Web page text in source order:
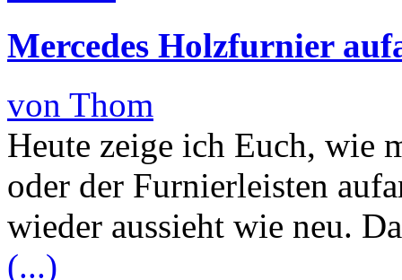
Mercedes Holzfurnier
von Thom
Heute zeige ich Euch, wie
oder der Furnierleisten
wieder aussieht wie neu.
(...)